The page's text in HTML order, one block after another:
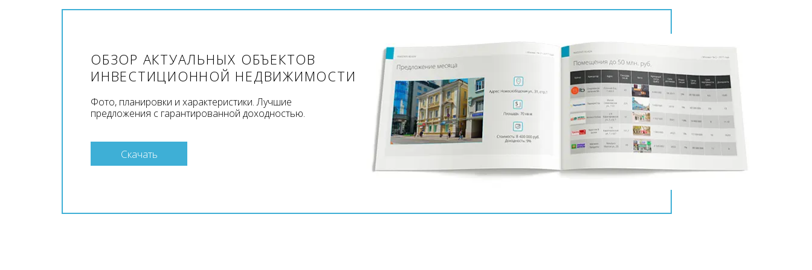
ОБЗОР АКТУАЛЬНЫХ ОБЪЕКТОВ
ИНВЕСТИЦИОННОЙ НЕДВИЖИМОСТИ
Фото, планировки и характеристики. Лучшие
предложения с гарантированной доходностью.
Скачать